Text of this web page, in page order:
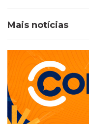
Mais notícias